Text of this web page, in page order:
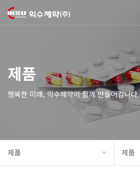
제품
행복한 미래, 익수제약이 함께 만들어갑니다.
제품 제품